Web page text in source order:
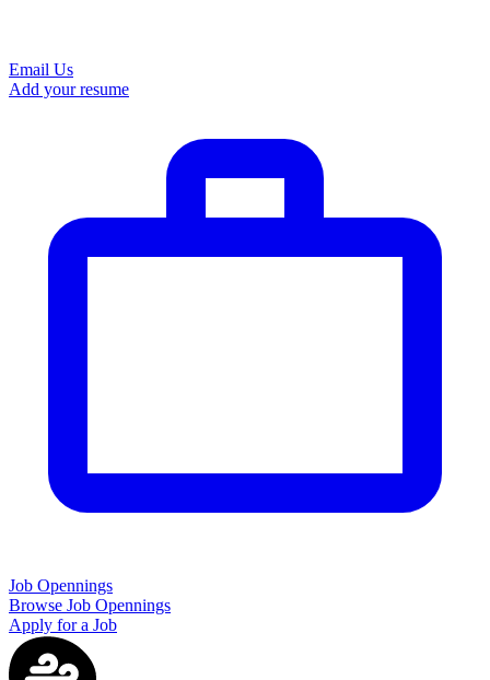
Email Us
Add your resume
Job Opennings
Browse Job Opennings
Apply for a Job